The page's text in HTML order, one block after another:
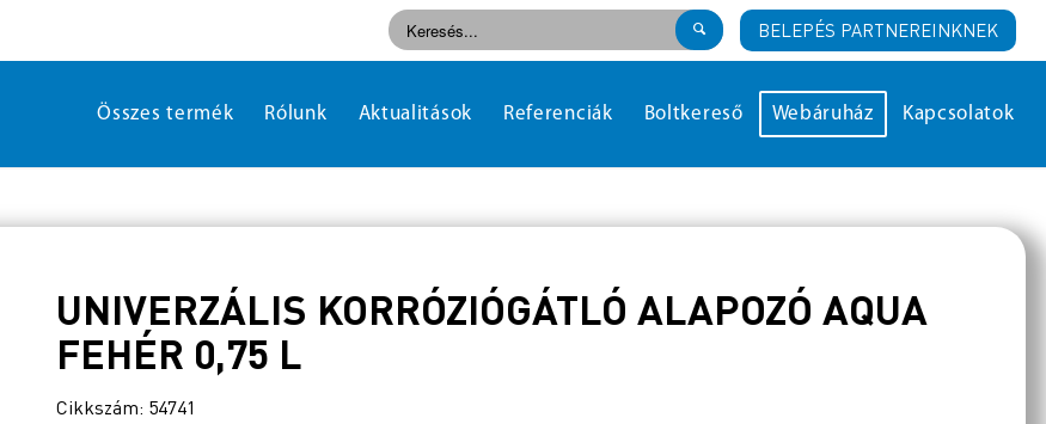
BELEPÉS PARTNEREINKNEK
Összes termék Rólunk Aktualitások Referenciák Boltkereső Webáruház Kapcsolatok
UNIVERZÁLIS KORRÓZIÓGÁTLÓ ALAPOZÓ AQUA
FEHÉR 0,75 L
Cikkszám: 54741